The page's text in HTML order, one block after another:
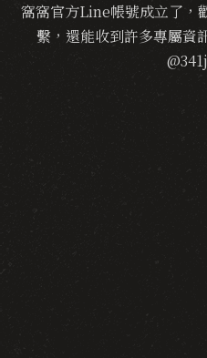
窩窩官方Line帳號成立了，
繫，還能收到許多專屬資